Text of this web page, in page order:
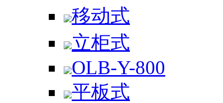
移动式
立柜式
OLB-Y-800
平板式